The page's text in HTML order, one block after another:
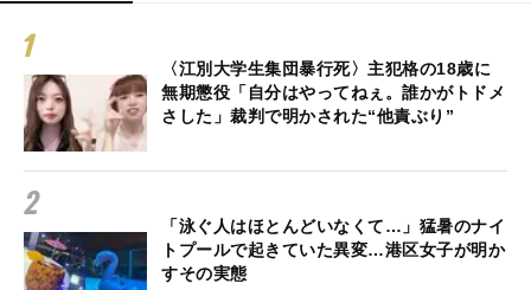
〈江別大学生集団暴行死〉主犯格の18歳に
無期懲役「自分はやってねぇ。誰かがトドメ
さした」裁判で明かされた“他責ぶり”
「泳ぐ人はほとんどいなくて…」猛暑のナイ
トプールで起きていた異変…港区女子が明か
すその実態